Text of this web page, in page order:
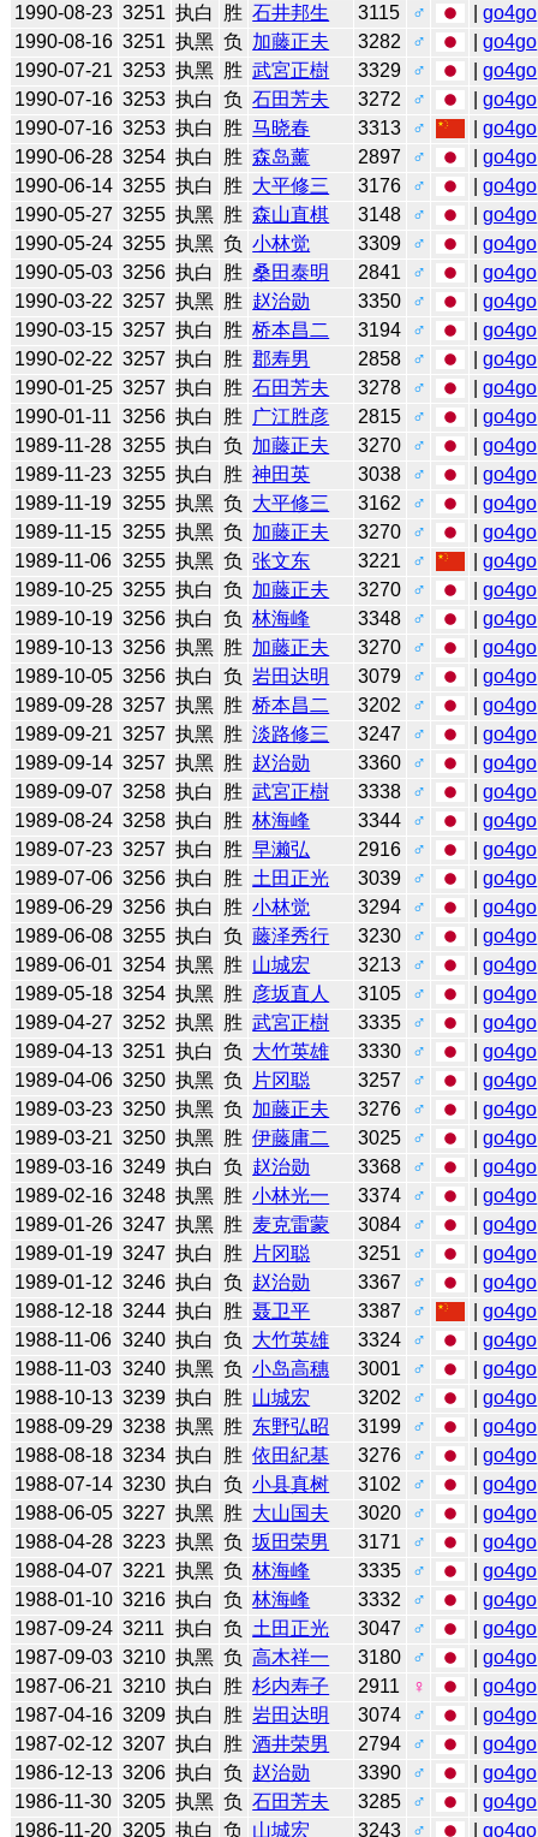
1990-08-23 3251 执白 胜 石井邦生 3115 ♂ |go4go
1990-08-16 3251 执黑 负 加藤正夫 3282 ♂ |go4go
1990-07-21 3253 执黑 胜 武宮正樹 3329 ♂ |go4go
1990-07-16 3253 执白 负 石田芳夫 3272 ♂ |go4go
1990-07-16 3253 执白 胜 马晓春 3313 ♂ |go4go
1990-06-28 3254 执白 胜 森岛薰 2897 ♂ |go4go
1990-06-14 3255 执白 胜 大平修三 3176 ♂ |go4go
1990-05-27 3255 执黑 胜 森山直棋 3148 ♂ |go4go
1990-05-24 3255 执黑 负 小林觉 3309 ♂ |go4go
1990-05-03 3256 执白 胜 桑田泰明 2841 ♂ |go4go
1990-03-22 3257 执黑 胜 赵治勋 3350 ♂ |go4go
1990-03-15 3257 执白 胜 桥本昌二 3194 ♂ |go4go
1990-02-22 3257 执白 胜 郡寿男 2858 ♂ |go4go
1990-01-25 3257 执白 胜 石田芳夫 3278 ♂ |go4go
1990-01-11 3256 执白 胜 广江胜彦 2815 ♂ |go4go
1989-11-28 3255 执白 负 加藤正夫 3270 ♂ |go4go
1989-11-23 3255 执白 胜 神田英 3038 ♂ |go4go
1989-11-19 3255 执黑 负 大平修三 3162 ♂ |go4go
1989-11-15 3255 执黑 负 加藤正夫 3270 ♂ |go4go
1989-11-06 3255 执黑 负 张文东 3221 ♂ |go4go
1989-10-25 3255 执白 负 加藤正夫 3270 ♂ |go4go
1989-10-19 3256 执白 负 林海峰 3348 ♂ |go4go
1989-10-13 3256 执黑 胜 加藤正夫 3270 ♂ |go4go
1989-10-05 3256 执白 负 岩田达明 3079 ♂ |go4go
1989-09-28 3257 执黑 胜 桥本昌二 3202 ♂ |go4go
1989-09-21 3257 执黑 胜 淡路修三 3247 ♂ |go4go
1989-09-14 3257 执黑 胜 赵治勋 3360 ♂ |go4go
1989-09-07 3258 执白 胜 武宮正樹 3338 ♂ |go4go
1989-08-24 3258 执白 胜 林海峰 3344 ♂ |go4go
1989-07-23 3257 执白 胜 早濑弘 2916 ♂ |go4go
1989-07-06 3256 执白 胜 土田正光 3039 ♂ |go4go
1989-06-29 3256 执白 胜 小林觉 3294 ♂ |go4go
1989-06-08 3255 执白 负 藤泽秀行 3230 ♂ |go4go
1989-06-01 3254 执黑 胜 山城宏 3213 ♂ |go4go
1989-05-18 3254 执黑 胜 彦坂直人 3105 ♂ |go4go
1989-04-27 3252 执黑 胜 武宮正樹 3335 ♂ |go4go
1989-04-13 3251 执白 负 大竹英雄 3330 ♂ |go4go
1989-04-06 3250 执黑 负 片冈聪 3257 ♂ |go4go
1989-03-23 3250 执黑 负 加藤正夫 3276 ♂ |go4go
1989-03-21 3250 执黑 胜 伊藤庸二 3025 ♂ |go4go
1989-03-16 3249 执白 负 赵治勋 3368 ♂ |go4go
1989-02-16 3248 执黑 胜 小林光一 3374 ♂ |go4go
1989-01-26 3247 执黑 胜 麦克雷蒙 3084 ♂ |go4go
1989-01-19 3247 执白 胜 片冈聪 3251 ♂ |go4go
1989-01-12 3246 执白 负 赵治勋 3367 ♂ |go4go
1988-12-18 3244 执白 胜 聂卫平 3387 ♂ |go4go
1988-11-06 3240 执白 负 大竹英雄 3324 ♂ |go4go
1988-11-03 3240 执黑 负 小岛高穗 3001 ♂ |go4go
1988-10-13 3239 执白 胜 山城宏 3202 ♂ |go4go
1988-09-29 3238 执黑 胜 东野弘昭 3199 ♂ |go4go
1988-08-18 3234 执白 胜 依田紀基 3276 ♂ |go4go
1988-07-14 3230 执白 负 小县真树 3102 ♂ |go4go
1988-06-05 3227 执黑 胜 大山国夫 3020 ♂ |go4go
1988-04-28 3223 执黑 负 坂田荣男 3171 ♂ |go4go
1988-04-07 3221 执黑 负 林海峰 3335 ♂ |go4go
1988-01-10 3216 执白 负 林海峰 3332 ♂ |go4go
1987-09-24 3211 执白 负 土田正光 3047 ♂ |go4go
1987-09-03 3210 执黑 负 高木祥一 3180 ♂ |go4go
1987-06-21 3210 执白 胜 杉内寿子 2911 ♀ |go4go
1987-04-16 3209 执白 胜 岩田达明 3074 ♂ |go4go
1987-02-12 3207 执白 胜 酒井荣男 2794 ♂ |go4go
1986-12-13 3206 执白 负 赵治勋 3390 ♂ |go4go
1986-11-30 3205 执黑 负 石田芳夫 3285 ♂ |go4go
1986-11-20 3205 执白 负 山城宏 3243 ♂ |go4go